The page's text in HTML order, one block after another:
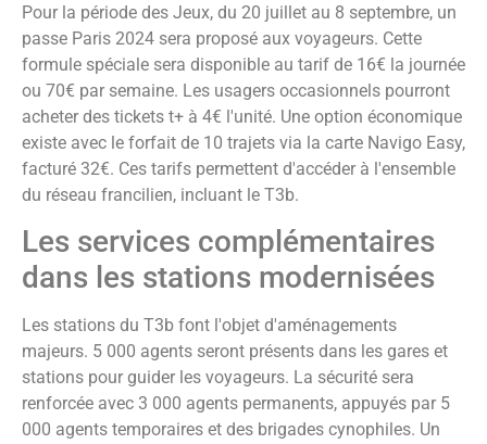
Pour la période des Jeux, du 20 juillet au 8 septembre, un
passe Paris 2024 sera proposé aux voyageurs. Cette
formule spéciale sera disponible au tarif de 16€ la journée
ou 70€ par semaine. Les usagers occasionnels pourront
acheter des tickets t+ à 4€ l'unité. Une option économique
existe avec le forfait de 10 trajets via la carte Navigo Easy,
facturé 32€. Ces tarifs permettent d'accéder à l'ensemble
du réseau francilien, incluant le T3b.
Les services complémentaires
dans les stations modernisées
Les stations du T3b font l'objet d'aménagements
majeurs. 5 000 agents seront présents dans les gares et
stations pour guider les voyageurs. La sécurité sera
renforcée avec 3 000 agents permanents, appuyés par 5
000 agents temporaires et des brigades cynophiles. Un